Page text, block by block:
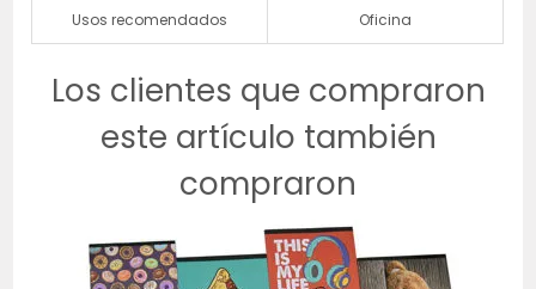
Usos recomendados Oficina
Los clientes que compraron
este artículo también
compraron